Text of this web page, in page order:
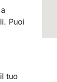
Puoi
tuo